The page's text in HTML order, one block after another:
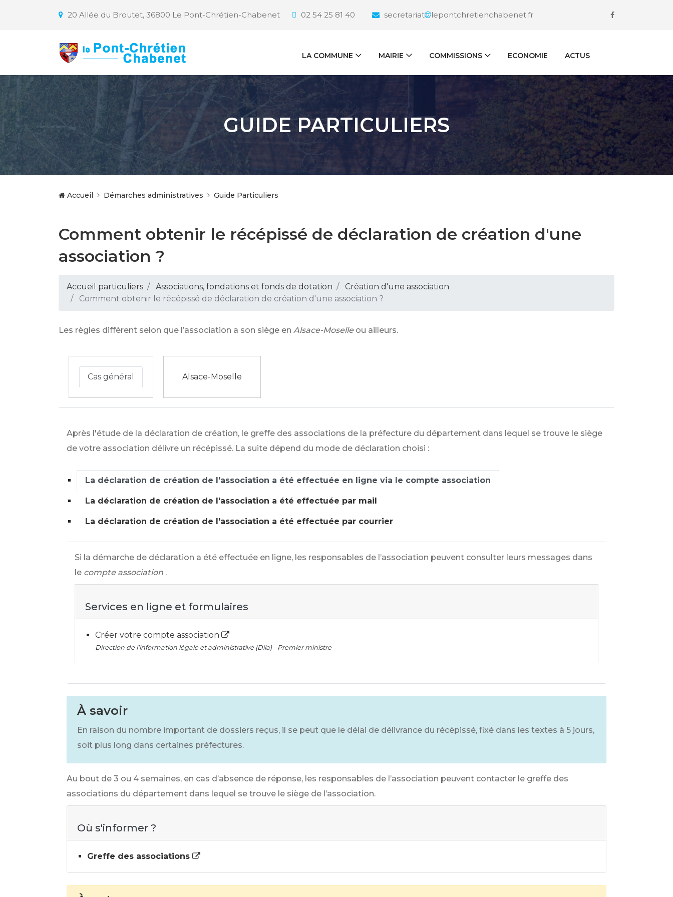
20 Allée du Broutet, 36800 Le Pont-Chrétien-Chabenet 02 54 25 81 40 secretariat lepontchretienchabenet.fr
LA COMMUNE MAIRIE COMMISSIONS ECONOMIE ACTUS
GUIDE PARTICULIERS
Accueil Démarches administratives Guide Particuliers
Comment obtenir le récépissé de déclaration de création d'une
association ?
Accueil particuliers Associations, fondations et fonds de dotation
Création d'une association
Comment obtenir le récépissé de déclaration de création d'une association ?
Les règles diffèrent selon que l’association a son siège en Alsace-Moselle ou ailleurs.
Cas général Alsace-Moselle
Après l'étude de la déclaration de création, le greffe des associations de la préfecture du département dans lequel se trouve le siège
de votre association délivre un récépissé. La suite dépend du mode de déclaration choisi :
La déclaration de création de l'association a été effectuée en ligne via le compte association
La déclaration de création de l'association a été effectuée par mail
La déclaration de création de l'association a été effectuée par courrier
Si la démarche de déclaration a été effectuée en ligne, les responsables de l’association peuvent consulter leurs messages dans
le compte association .
Services en ligne et formulaires
Créer votre compte association
Direction de l'information légale et administrative (Dila) - Premier ministre
À savoir
En raison du nombre important de dossiers reçus, il se peut que le délai de délivrance du récépissé, fixé dans les textes à 5 jours,
soit plus long dans certaines préfectures.
Au bout de 3 ou 4 semaines, en cas d’absence de réponse, les responsables de l’association peuvent contacter le greffe des
associations du département dans lequel se trouve le siège de l’association.
Où s'informer ?
Greffe des associations